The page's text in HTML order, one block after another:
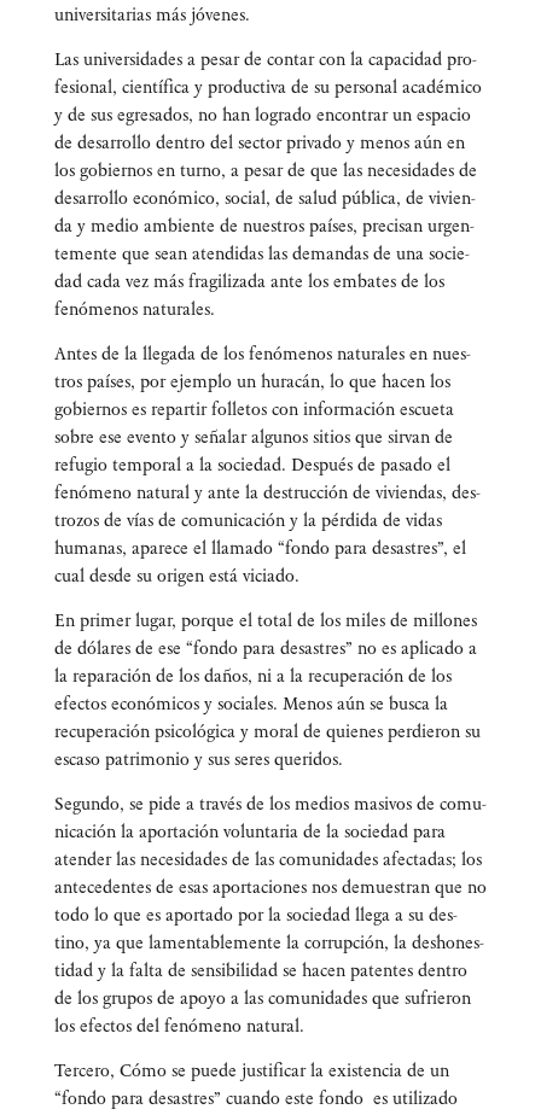
uni­ver­si­ta­rias más jóvenes.
Las uni­ver­si­da­des a pesar de con­tar con la capa­ci­dad pro­
fe­sio­nal, cien­tí­fi­ca y pro­duc­ti­va de su per­so­nal aca­dé­mi­co
y de sus egre­sa­dos, no han logra­do encon­trar un espa­cio
de desa­rro­llo den­tro del sec­tor pri­va­do y menos aún en
los gobier­nos en turno, a pesar de que las nece­si­da­des de
desa­rro­llo eco­nó­mi­co, social, de salud públi­ca, de vivien­
da y medio ambien­te de nues­tros paí­ses, pre­ci­san urgen­
te­men­te que sean aten­di­das las deman­das de una socie­
dad cada vez más fra­gi­li­za­da ante los emba­tes de los
fenó­me­nos naturales.
Antes de la lle­ga­da de los fenó­me­nos natu­ra­les en nues­
tros paí­ses, por ejem­plo un hura­cán, lo que hacen los
gobier­nos es repar­tir folle­tos con infor­ma­ción escue­ta
sobre ese even­to y seña­lar algu­nos sitios que sir­van de
refu­gio tem­po­ral a la socie­dad. Des­pués de pasa­do el
fenó­meno natu­ral y ante la des­truc­ción de vivien­das, des­
tro­zos de vías de comu­ni­ca­ción y la pér­di­da de vidas
huma­nas, apa­re­ce el lla­ma­do “fon­do para desas­tres”, el
cual des­de su ori­gen está viciado.
En pri­mer lugar, por­que el total de los miles de millo­nes
de dóla­res de ese “fon­do para desas­tres” no es apli­ca­do a
la repa­ra­ción de los daños, ni a la recu­pe­ra­ción de los
efec­tos eco­nó­mi­cos y socia­les. Menos aún se bus­ca la
recu­pe­ra­ción psi­co­ló­gi­ca y moral de quie­nes per­die­ron su
esca­so patri­mo­nio y sus seres queridos.
Segun­do, se pide a tra­vés de los medios masi­vos de comu­
ni­ca­ción la apor­ta­ción volun­ta­ria de la socie­dad para
aten­der las nece­si­da­des de las comu­ni­da­des afec­ta­das; los
ante­ce­den­tes de esas apor­ta­cio­nes nos demues­tran que no
todo lo que es apor­ta­do por la socie­dad lle­ga a su des­
tino, ya que lamen­ta­ble­men­te la corrup­ción, la des­ho­nes­
ti­dad y la fal­ta de sen­si­bi­li­dad se hacen paten­tes den­tro
de los gru­pos de apo­yo a las comu­ni­da­des que sufrie­ron
los efec­tos del fenó­meno natural.
Ter­ce­ro, Cómo se pue­de jus­ti­fi­car la exis­ten­cia de un
“fon­do para desas­tres” cuan­do este fon­do es uti­li­za­do